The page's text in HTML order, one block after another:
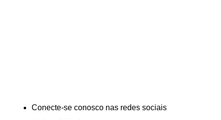
Conecte-se conosco nas redes sociais